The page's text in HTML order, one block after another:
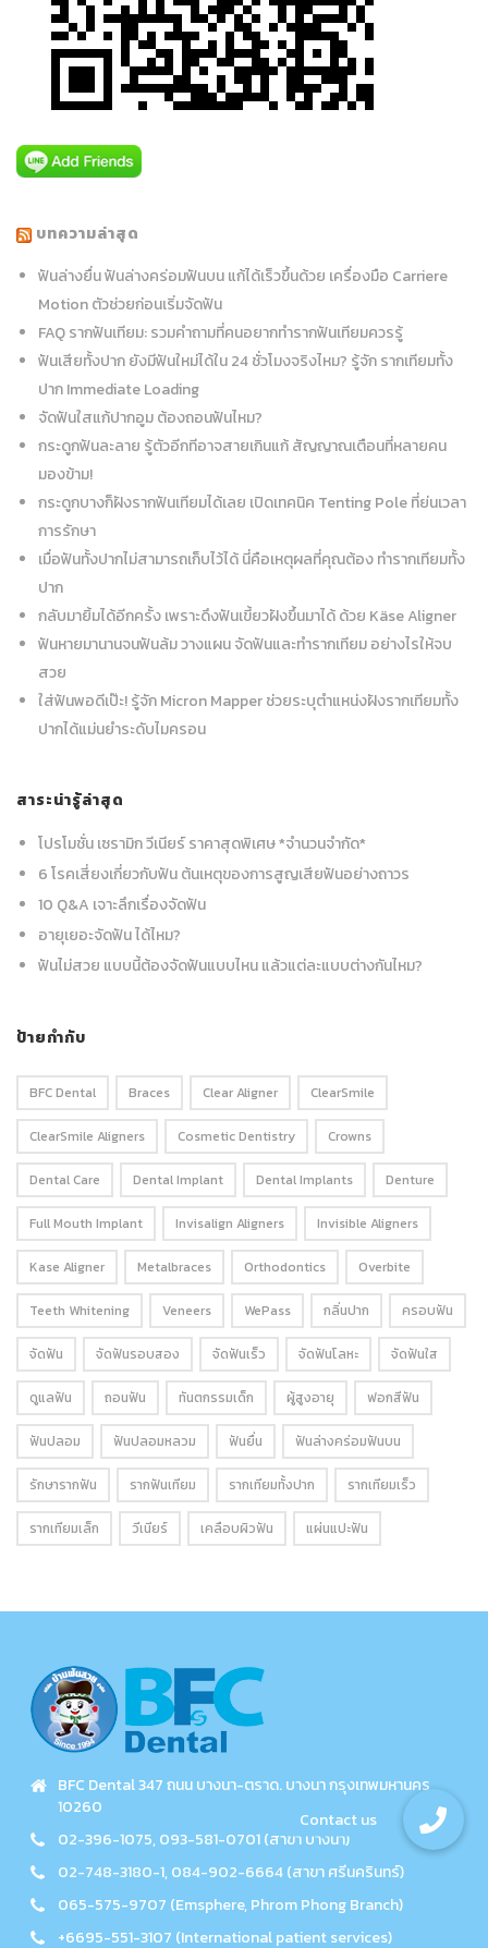
บทความล่าสุด
ฟันล่างยื่น ฟันล่างคร่อมฟันบน แก้ได้เร็วขึ้นด้วย เครื่องมือ Carriere
Motion ตัวช่วยก่อนเริ่มจัดฟัน
FAQ รากฟันเทียม: รวมคำถามที่คนอยากทำรากฟันเทียมควรรู้
ฟันเสียทั้งปาก ยังมีฟันใหม่ได้ใน 24 ชั่วโมงจริงไหม? รู้จัก รากเทียมทั้ง
ปาก Immediate Loading
จัดฟันใสแก้ปากอูม ต้องถอนฟันไหม?
กระดูกฟันละลาย รู้ตัวอีกทีอาจสายเกินแก้ สัญญาณเตือนที่หลายคน
มองข้าม!
กระดูกบางก็ฝังรากฟันเทียมได้เลย เปิดเทคนิค Tenting Pole ที่ย่นเวลา
การรักษา
เมื่อฟันทั้งปากไม่สามารถเก็บไว้ได้ นี่คือเหตุผลที่คุณต้อง ทำรากเทียมทั้ง
ปาก
กลับมายิ้มได้อีกครั้ง เพราะดึงฟันเขี้ยวฝังขึ้นมาได้ ด้วย Käse Aligner
ฟันหายมานานจนฟันล้ม วางแผน จัดฟันและทำรากเทียม อย่างไรให้จบ
สวย
ใส่ฟันพอดีเป๊ะ! รู้จัก Micron Mapper ช่วยระบุตำแหน่งฝังรากเทียมทั้ง
ปากได้แม่นยำระดับไมครอน
สาระน่ารู้ล่าสุด
โปรโมชั่น เซรามิก วีเนียร์ ราคาสุดพิเศษ *จำนวนจำกัด*
6 โรคเสี่ยงเกี่ยวกับฟัน ต้นเหตุของการสูญเสียฟันอย่างถาวร
10 Q&A เจาะลึกเรื่องจัดฟัน
อายุเยอะจัดฟัน ได้ไหม?
ฟันไม่สวย แบบนี้ต้องจัดฟันแบบไหน แล้วแต่ละแบบต่างกันไหม?
ป้ายกำกับ
BFC Dental Braces Clear Aligner ClearSmile
ClearSmile Aligners Cosmetic Dentistry Crowns
Dental Care Dental Implant Dental Implants Denture
Full Mouth Implant Invisalign Aligners Invisible Aligners
Kase Aligner Metalbraces Orthodontics Overbite
Teeth Whitening Veneers WePass กลิ่นปาก ครอบฟัน
จัดฟัน จัดฟันรอบสอง จัดฟันเร็ว จัดฟันโลหะ จัดฟันใส
ดูแลฟัน ถอนฟัน ทันตกรรมเด็ก ผู้สูงอายุ ฟอกสีฟัน
ฟันปลอม ฟันปลอมหลวม ฟันยื่น ฟันล่างคร่อมฟันบน
รักษารากฟัน รากฟันเทียม รากเทียมทั้งปาก รากเทียมเร็ว
รากเทียมเล็ก วีเนียร์ เคลือบผิวฟัน แผ่นแปะฟัน
BFC Dental 347 ถนน บางนา-ตราด. บางนา กรุงเทพมหานคร
10260
02-396-1075, 093-581-0701 (สาขา บางนา)
02-748-3180-1, 084-902-6664 (สาขา ศรีนครินทร์)
065-575-9707 (Emsphere, Phrom Phong Branch)
+6695-551-3107 (International patient services)